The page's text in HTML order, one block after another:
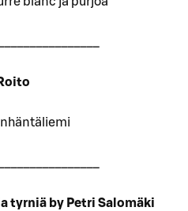
tyrniä by Petri Salomäki